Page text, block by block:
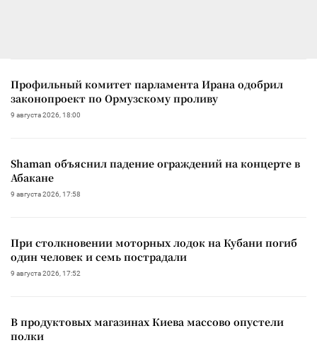
Профильный комитет парламента Ирана одобрил
законопроект по Ормузскому проливу
9 августа 2026, 18:00
Shaman объяснил падение ограждений на концерте в
Абакане
9 августа 2026, 17:58
При столкновении моторных лодок на Кубани погиб
один человек и семь пострадали
9 августа 2026, 17:52
В продуктовых магазинах Киева массово опустели
полки